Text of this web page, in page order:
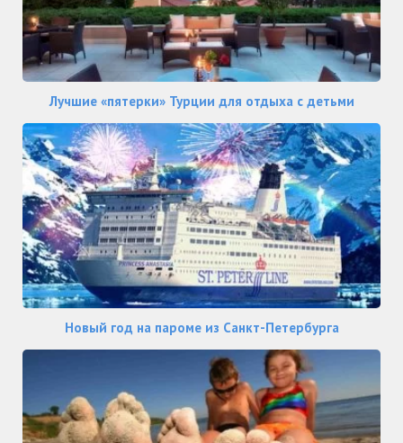
Лучшие «пятерки» Турции для отдыха с детьми
Новый год на пароме из Санкт-Петербурга